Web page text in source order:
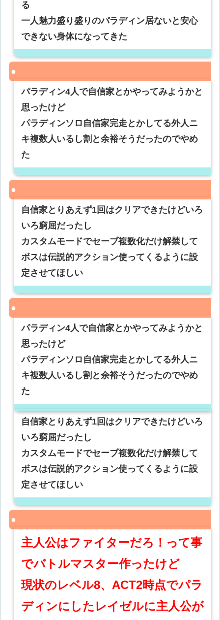
る
一人魅力盛り盛りのパラディン居ないと安心
できない身体になってきた
パラディン4人で自信家とかやってみようかと
思ったけど
パラディンソロ自信家完走とかしてる外人ニ
キ複数人いるし割と余裕そうだったのでやめ
た
自信家とりあえず1回はクリアできたけどいろ
いろ窮屈だったし
カスタムモードでセーブ複数化だけ解禁して
ボスは伝説的アクション使ってくるように設
定させてほしい
パラディン4人で自信家とかやってみようかと
思ったけど
パラディンソロ自信家完走とかしてる外人ニ
キ複数人いるし割と余裕そうだったのでやめ
た
自信家とりあえず1回はクリアできたけどいろ
いろ窮屈だったし
カスタムモードでセーブ複数化だけ解禁して
ボスは伝説的アクション使ってくるように設
定させてほしい
主人公はファイターだろ！って事
でバトルマスター作ったけど
現状のレベル8、ACT2時点でパラ
ディンにしたレイゼルに主人公が